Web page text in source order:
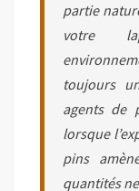
partie
votre
toujours
agents de
lorsque
pins
quantités